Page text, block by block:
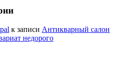
к записи Антикварный салон
недорого